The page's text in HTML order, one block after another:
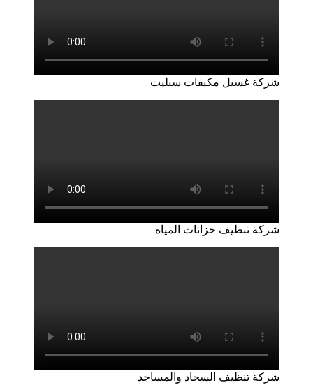
شركة غسيل مكيفات سبليت
شركة تنظيف خزانات المياه
شركة تنظيف السجاد والمساجد